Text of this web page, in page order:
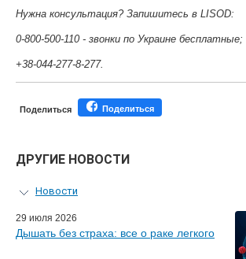
Нужна консультация? Запишитесь в LISOD:
0-800-500-110 - звонки по Украине бесплатные;
+38-044-277-8-277.
Поделиться Поделиться
ДРУГИЕ НОВОСТИ
Новости
Персональный гид
Мастер-классы для врачей
29 июля 2026
Дышать без страха: все о раке легкого